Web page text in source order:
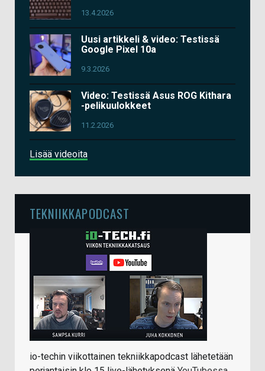
13.4.2026
Uusi artikkeli & video: Testissä
Google Pixel 10a
9.3.2026
Video: Testissä Asus ROG Kithara
-pelikuulokkeet
11.2.2026
Lisää videoita
TEKNIIKKAPODCAST
io-techin viikottainen tekniikkapodcast lähetetään